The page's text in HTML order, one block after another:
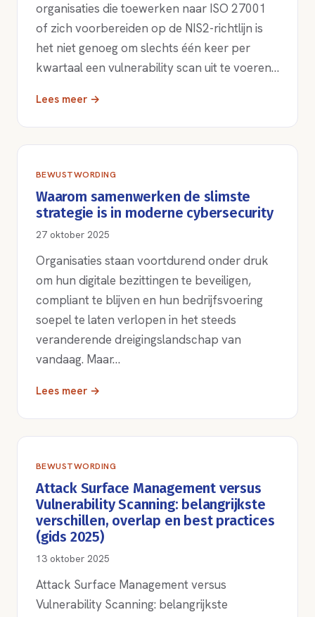
organisaties die toewerken naar ISO 27001
of zich voorbereiden op de NIS2-richtlijn is
het niet genoeg om slechts één keer per
kwartaal een vulnerability scan uit te voeren…
Lees meer →
BEWUSTWORDING
Waarom samenwerken de slimste
strategie is in moderne cybersecurity
27 oktober 2025
Organisaties staan voortdurend onder druk
om hun digitale bezittingen te beveiligen,
compliant te blijven en hun bedrijfsvoering
soepel te laten verlopen in het steeds
veranderende dreigingslandschap van
vandaag. Maar…
Lees meer →
BEWUSTWORDING
Attack Surface Management versus
Vulnerability Scanning: belangrijkste
verschillen, overlap en best practices
(gids 2025)
13 oktober 2025
Attack Surface Management versus
Vulnerability Scanning: belangrijkste